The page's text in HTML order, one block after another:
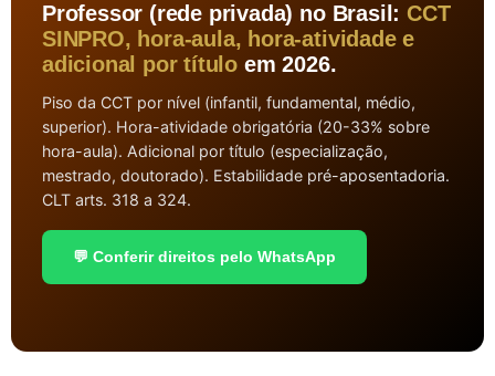
Professor (rede privada) no Brasil: CCT
SINPRO, hora-aula, hora-atividade e
adicional por título em 2026.
Piso da CCT por nível (infantil, fundamental, médio,
superior). Hora-atividade obrigatória (20-33% sobre
hora-aula). Adicional por título (especialização,
mestrado, doutorado). Estabilidade pré-aposentadoria.
CLT arts. 318 a 324.
💬 Conferir direitos pelo WhatsApp